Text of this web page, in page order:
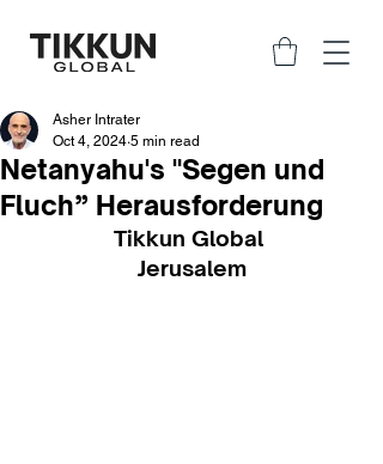
Netanyahu's "Segen und
Fluch” Herausforderung
Asher Intrater
Oct 4, 2024 5 min read
Tikkun Global
Jerusalem